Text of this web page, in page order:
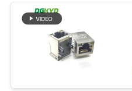
ΠΟΛΙΤΙΚΉ
ΜΥΣΤΙΚΌΤΗΤΑΣ